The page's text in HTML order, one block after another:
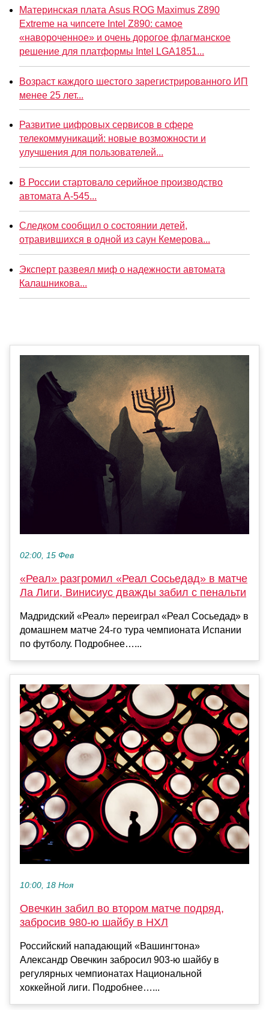
Материнская плата Asus ROG Maximus Z890
Extreme на чипсете Intel Z890: самое
«навороченное» и очень дорогое флагманское
решение для платформы Intel LGA1851...
Возраст каждого шестого зарегистрированного ИП
менее 25 лет...
Развитие цифровых сервисов в сфере
телекоммуникаций: новые возможности и
улучшения для пользователей...
В России стартовало серийное производство
автомата А-545...
Следком сообщил о состоянии детей,
отравившихся в одной из саун Кемерова...
Эксперт развеял миф о надежности автомата
Калашникова...
02:00, 15 Фев
«Реал» разгромил «Реал Сосьедад» в матче
Ла Лиги, Винисиус дважды забил с пенальти
Мадридский «Реал» переиграл «Реал Сосьедад» в
домашнем матче 24‑го тура чемпионата Испании
по футболу. Подробнее…...
10:00, 18 Ноя
Овечкин забил во втором матче подряд,
забросив 980‑ю шайбу в НХЛ
Российский нападающий «Вашингтона»
Александр Овечкин забросил 903‑ю шайбу в
регулярных чемпионатах Национальной
хоккейной лиги. Подробнее…...